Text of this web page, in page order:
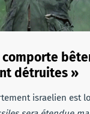
comporte
détruites »
israelien est